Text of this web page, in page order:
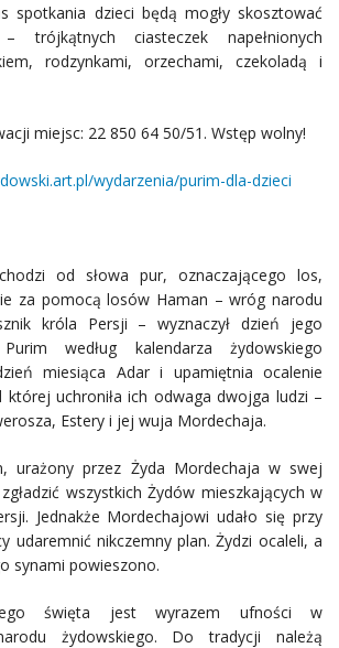
spotkania dzieci będą mogły skosztować
trójkątnych ciasteczek napełnionych
rodzynkami, orzechami, czekoladą i
miejsc: 22 850 64 50/51. Wstęp wolny!
wydarzenia/purim-dla-dzieci
od słowa pur, oznaczającego los,
za pomocą losów Haman – wróg narodu
króla Persji – wyznaczył dzień jego
według kalendarza żydowskiego
miesiąca Adar i upamiętnia ocalenie
uchroniła ich odwaga dwojga ludzi –
Estery i jej wuja Mordechaja.
urażony przez Żyda Mordechaja w swej
wszystkich Żydów mieszkających w
Jednakże Mordechajowi udało się przy
udaremnić nikczemny plan. Żydzi ocaleli, a
synami powieszono.
święta jest wyrazem ufności w
żydowskiego. Do tradycji należą